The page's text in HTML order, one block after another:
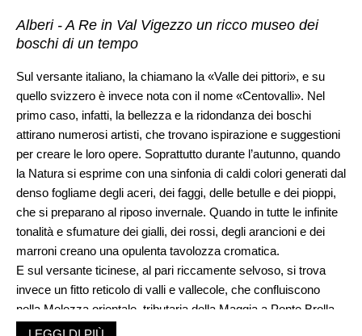
Alberi - A Re in Val Vigezzo un ricco museo dei
boschi di un tempo
Sul versante italiano, la chiamano la «Valle dei pittori», e su
quello svizzero è invece nota con il nome «Centovalli». Nel
primo caso, infatti, la bellezza e la ridondanza dei boschi
attirano numerosi artisti, che trovano ispirazione e suggestioni
per creare le loro opere. Soprattutto durante l’autunno, quando
la Natura si esprime con una sinfonia di caldi colori generati dal
denso fogliame degli aceri, dei faggi, delle betulle e dei pioppi,
che si preparano al riposo invernale. Quando in tutte le infinite
tonalità e sfumature dei gialli, dei rossi, degli arancioni e dei
marroni creano una opulenta tavolozza cromatica.
E sul versante ticinese, al pari riccamente selvoso, si trova
invece un fitto reticolo di valli e vallecole, che confluiscono
nella Melezza orientale, tributaria della Maggia a Ponte Brolla.
Grazie alla sua collocazione geografica, era ed è una regione